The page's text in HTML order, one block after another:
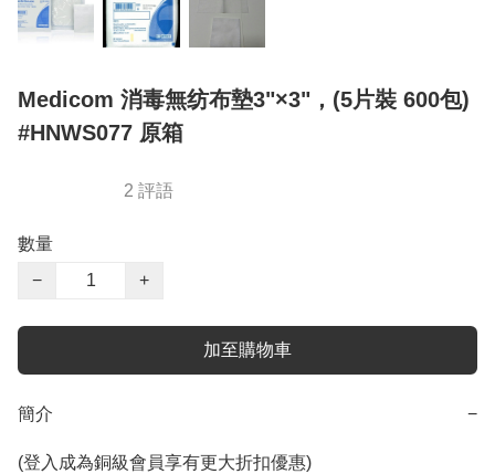
Medicom 消毒無纺布墊3"×3"，(5片裝 600包)
#HNWS077 原箱
2 評語
數量
−
+
加至購物車
簡介 −
(登入成為銅級會員享有更大折扣優惠)